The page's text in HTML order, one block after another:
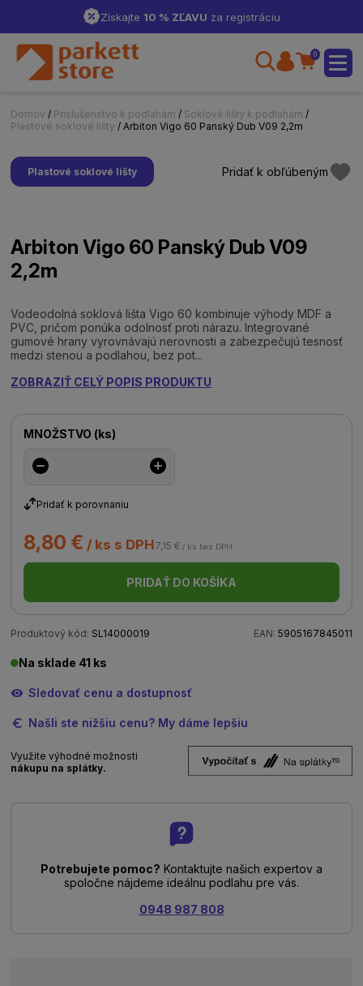
Získajte 10 % ZĽAVU za registráciu
0
Domov / Príslušenstvo k podlahám / Soklové lišty k podlahám /
Plastové soklové lišty / Arbiton Vigo 60 Panský Dub V09 2,2m
Plastové soklové lišty Pridať k obľúbeným
Arbiton Vigo 60 Panský Dub V09
2,2m
Vodeodolná soklová lišta Vigo 60 kombinuje výhody MDF a
PVC, pričom ponúka odolnosť proti nárazu. Integrované
gumové hrany vyrovnávajú nerovnosti a zabezpečujú tesnosť
medzi stenou a podlahou, bez pot...
ZOBRAZIŤ CELÝ POPIS PRODUKTU
MNOŽSTVO (ks)
Pridať k porovnaniu
8,80 € / ks s DPH7,15 € / ks bez DPH
PRIDAŤ DO KOŠÍKA
Produktový kód: SL14000019 EAN: 5905167845011
Na sklade 41 ks
Sledovať cenu a dostupnosť
Našli ste nižšiu cenu? My dáme lepšiu
Využite výhodné možnosti
nákupu na splátky.
Potrebujete pomoc? Kontaktujte našich expertov a
spoločne nájdeme ideálnu podlahu pre vás.
0948 987 808